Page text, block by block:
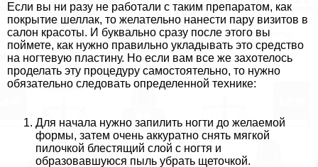
Если вы ни разу не работали с таким препаратом, как
покрытие шеллак, то желательно нанести пару визитов в
салон красоты. И буквально сразу после этого вы
поймете, как нужно правильно укладывать это средство
на ногтевую пластину. Но если вам все же захотелось
проделать эту процедуру самостоятельно, то нужно
обязательно следовать определенной технике:
Для начала нужно запилить ногти до желаемой
формы, затем очень аккуратно снять мягкой
пилочкой блестящий слой с ногтя и
образовавшуюся пыль убрать щеточкой.